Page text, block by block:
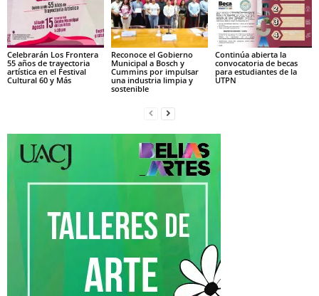
Celebrarán Los Frontera
55 años de trayectoria
artística en el Festival
Cultural 60 y Más
Reconoce el Gobierno
Municipal a Bosch y
Cummins por impulsar
una industria limpia y
sostenible
Continúa abierta la
convocatoria de becas
para estudiantes de la
UTPN